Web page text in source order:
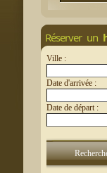
Réserver un
Ville :
Date d'arrivée :
Date de départ :